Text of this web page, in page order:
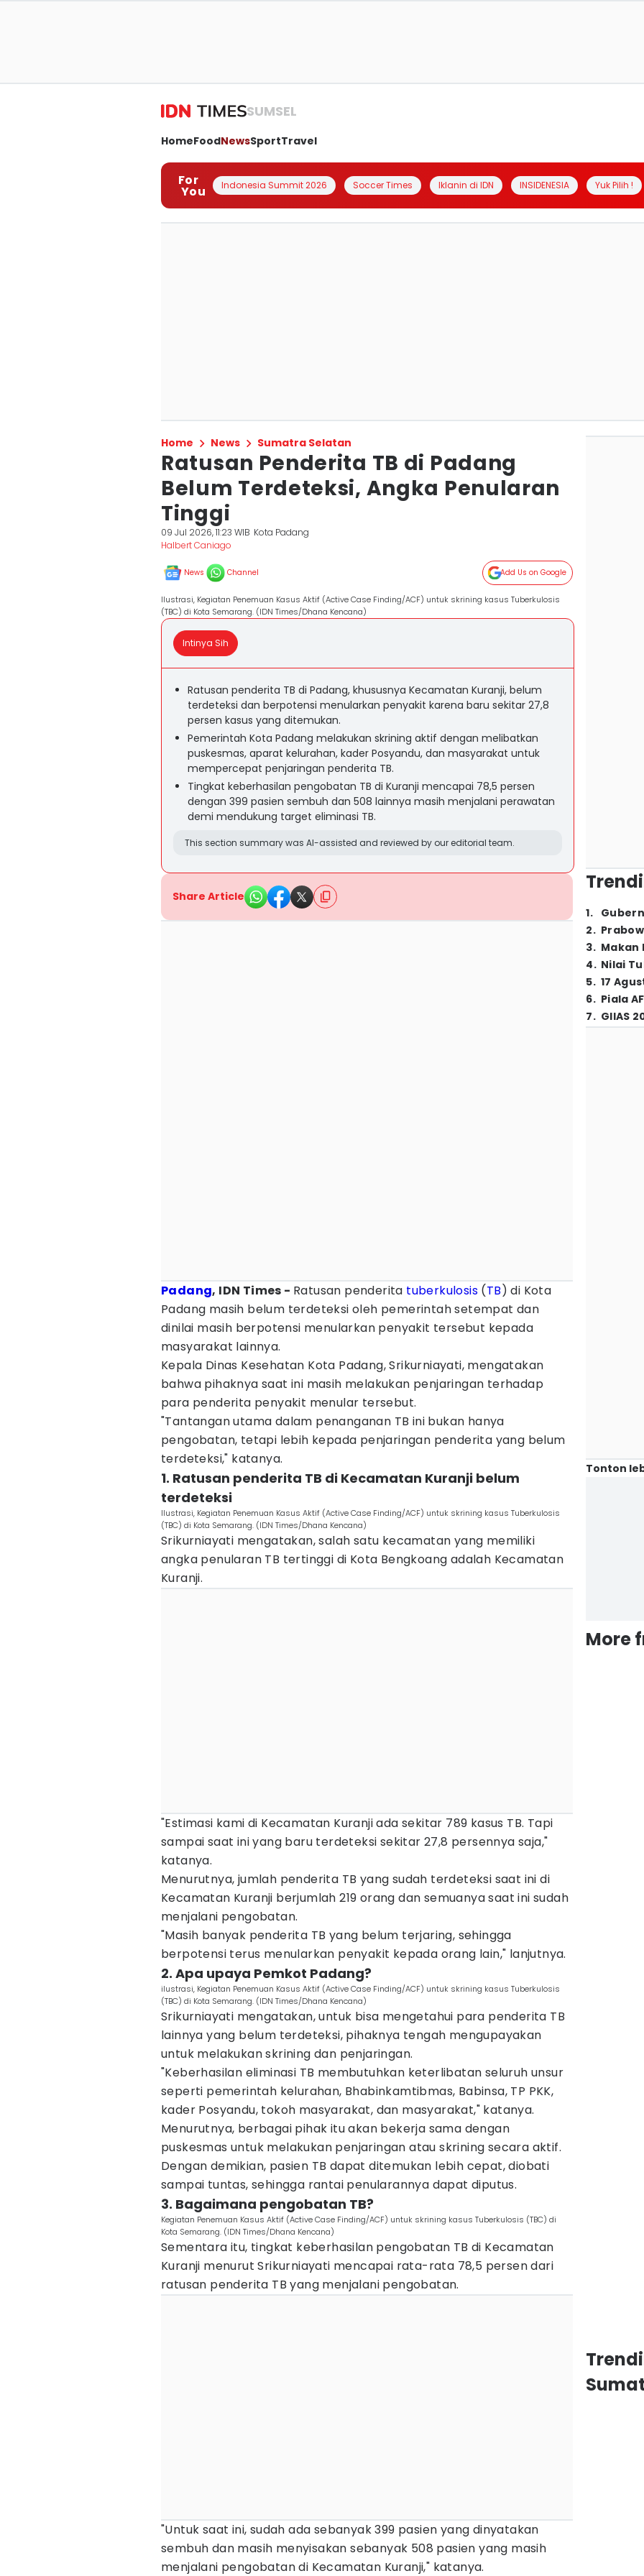
SUMSEL
HomeFoodNewsSportTravel
For
You Indonesia Summit 2026 Soccer Times Iklanin di IDN INSIDENESIA Yuk Pilih !
Home News Sumatra Selatan
Ratusan Penderita TB di Padang
Belum Terdeteksi, Angka Penularan
Tinggi
09 Jul 2026, 11:23 WIB Kota Padang
Halbert Caniago
News Channel Add Us on Google
Ilustrasi, Kegiatan Penemuan Kasus Aktif (Active Case Finding/ACF) untuk skrining kasus Tuberkulosis
(TBC) di Kota Semarang. (IDN Times/Dhana Kencana)
Intinya Sih
Ratusan penderita TB di Padang, khususnya Kecamatan Kuranji, belum
terdeteksi dan berpotensi menularkan penyakit karena baru sekitar 27,8
persen kasus yang ditemukan.
Pemerintah Kota Padang melakukan skrining aktif dengan melibatkan
puskesmas, aparat kelurahan, kader Posyandu, dan masyarakat untuk
mempercepat penjaringan penderita TB.
Tingkat keberhasilan pengobatan TB di Kuranji mencapai 78,5 persen
dengan 399 pasien sembuh dan 508 lainnya masih menjalani perawatan
demi mendukung target eliminasi TB.
This section summary was AI-assisted and reviewed by our editorial team.
Share Article
Padang, IDN Times - Ratusan penderita tuberkulosis (TB) di Kota
Padang masih belum terdeteksi oleh pemerintah setempat dan
dinilai masih berpotensi menularkan penyakit tersebut kepada
masyarakat lainnya.
Kepala Dinas Kesehatan Kota Padang, Srikurniayati, mengatakan
bahwa pihaknya saat ini masih melakukan penjaringan terhadap
para penderita penyakit menular tersebut.
"Tantangan utama dalam penanganan TB ini bukan hanya
pengobatan, tetapi lebih kepada penjaringan penderita yang belum
terdeteksi," katanya.
1. Ratusan penderita TB di Kecamatan Kuranji belum
terdeteksi
Ilustrasi, Kegiatan Penemuan Kasus Aktif (Active Case Finding/ACF) untuk skrining kasus Tuberkulosis
(TBC) di Kota Semarang. (IDN Times/Dhana Kencana)
Srikurniayati mengatakan, salah satu kecamatan yang memiliki
angka penularan TB tertinggi di Kota Bengkoang adalah Kecamatan
Kuranji.
"Estimasi kami di Kecamatan Kuranji ada sekitar 789 kasus TB. Tapi
sampai saat ini yang baru terdeteksi sekitar 27,8 persennya saja,"
katanya.
Menurutnya, jumlah penderita TB yang sudah terdeteksi saat ini di
Kecamatan Kuranji berjumlah 219 orang dan semuanya saat ini sudah
menjalani pengobatan.
"Masih banyak penderita TB yang belum terjaring, sehingga
berpotensi terus menularkan penyakit kepada orang lain," lanjutnya.
2. Apa upaya Pemkot Padang?
ilustrasi, Kegiatan Penemuan Kasus Aktif (Active Case Finding/ACF) untuk skrining kasus Tuberkulosis
(TBC) di Kota Semarang. (IDN Times/Dhana Kencana)
Srikurniayati mengatakan, untuk bisa mengetahui para penderita TB
lainnya yang belum terdeteksi, pihaknya tengah mengupayakan
untuk melakukan skrining dan penjaringan.
"Keberhasilan eliminasi TB membutuhkan keterlibatan seluruh unsur
seperti pemerintah kelurahan, Bhabinkamtibmas, Babinsa, TP PKK,
kader Posyandu, tokoh masyarakat, dan masyarakat," katanya.
Menurutnya, berbagai pihak itu akan bekerja sama dengan
puskesmas untuk melakukan penjaringan atau skrining secara aktif.
Dengan demikian, pasien TB dapat ditemukan lebih cepat, diobati
sampai tuntas, sehingga rantai penularannya dapat diputus.
3. Bagaimana pengobatan TB?
Kegiatan Penemuan Kasus Aktif (Active Case Finding/ACF) untuk skrining kasus Tuberkulosis (TBC) di
Kota Semarang. (IDN Times/Dhana Kencana)
Sementara itu, tingkat keberhasilan pengobatan TB di Kecamatan
Kuranji menurut Srikurniayati mencapai rata-rata 78,5 persen dari
ratusan penderita TB yang menjalani pengobatan.
"Untuk saat ini, sudah ada sebanyak 399 pasien yang dinyatakan
sembuh dan masih menyisakan sebanyak 508 pasien yang masih
menjalani pengobatan di Kecamatan Kuranji," katanya.
1.
2.
3. Makan
4. Nilai
5. 17
6. Piala
7. GIIAS
Tonton
More